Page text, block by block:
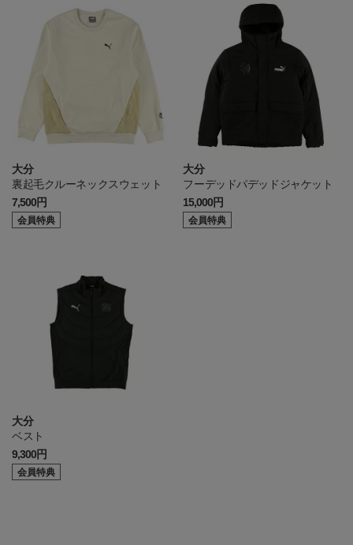
大分
裏起毛クルーネックスウェット
7,500円
会員特典
大分
フーデッドパデッドジャケット
15,000円
会員特典
大分
ベスト
9,300円
会員特典